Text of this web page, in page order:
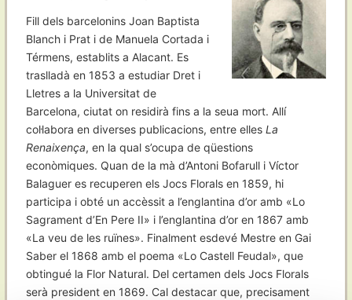
Fill dels barcelonins Joan Baptista
Blanch i Prat i de Manuela Cortada i
Térmens, establits a Alacant. Es
traslladà en 1853 a estudiar Dret i
Lletres a la Universitat de
Barcelona, ciutat on residirà fins a la seua mort. Allí
col·labora en diverses publicacions, entre elles La
Renaixença, en la qual s’ocupa de qüestions
econòmiques. Quan de la mà d’Antoni Bofarull i Víctor
Balaguer es recuperen els Jocs Florals en 1859, hi
participa i obté un accèssit a l’englantina d’or amb «Lo
Sagrament d’En Pere II» i l’englantina d’or en 1867 amb
«La veu de les ruïnes». Finalment esdevé Mestre en Gai
Saber el 1868 amb el poema «Lo Castell Feudal», que
obtingué la Flor Natural. Del certamen dels Jocs Florals
serà president en 1869. Cal destacar que, precisament